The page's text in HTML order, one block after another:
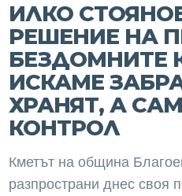
ИЛКО
РЕШЕНИЕ НА
БЕЗДОМНИТЕ
ИСКАМЕ
ХРАНЯТ, А
КОНТРОЛ
Кметът на община
разпространи днес своя